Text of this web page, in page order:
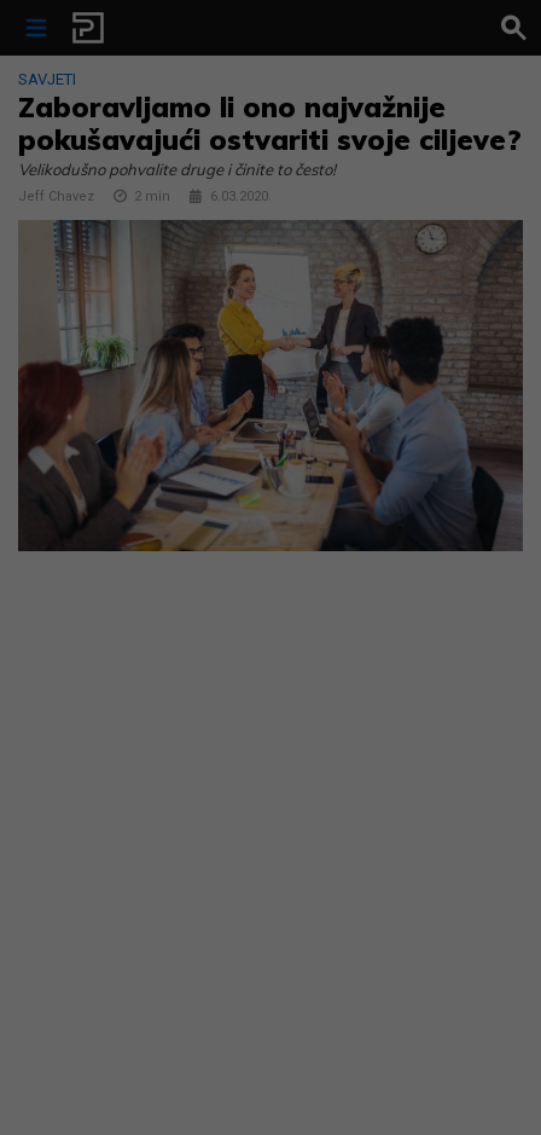
Skip to content
SAVJETI
Zaboravljamo li ono najvažnije
pokušavajući ostvariti svoje ciljeve?
Velikodušno pohvalite druge i činite to često!
Jeff Chavez 2 min 6.03.2020.